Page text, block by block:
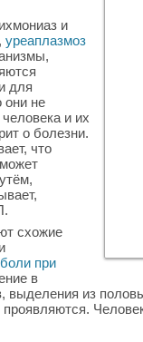
и
, уреаплазмоз
для
они не
и их
о болезни.
что
схожие
боли при
в
выделения из
проявляются.